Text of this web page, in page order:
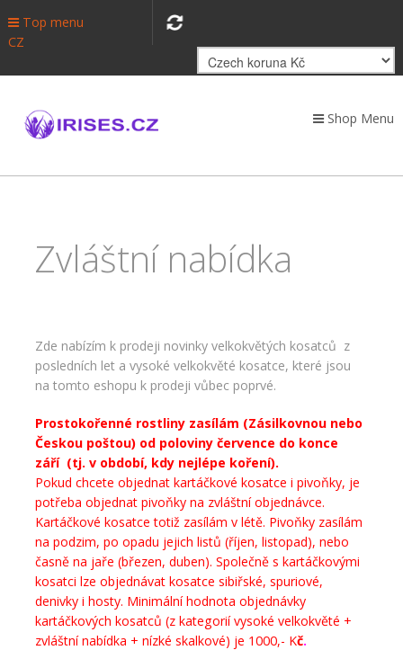
Top menu
CZ
Shop Menu
Zvláštní nabídka
Zde nabízím k prodeji novinky velkokvětých kosatců z
posledních let a vysoké velkokvěté kosatce, které jsou
na tomto eshopu k prodeji vůbec poprvé.
Prostokořenné rostliny zasílám (Zásilkovnou nebo
Českou poštou) od poloviny července do konce
září (tj. v období, kdy nejlépe koření).
Pokud chcete objednat kartáčkové kosatce i pivoňky, je
potřeba objednat pivoňky na zvláštní objednávce.
Kartáčkové kosatce totiž zasílám v létě. Pivoňky zasílám
na podzim, po opadu jejich listů (říjen, listopad), nebo
časně na jaře (březen, duben). Společně s kartáčkovými
kosatci lze objednávat kosatce sibiřské, spuriové,
denivky i hosty. Minimální hodnota objednávky
kartáčkových kosatců (z kategorií vysoké velkokvěté +
zvláštní nabídka + nízké skalkové) je 1000,- Kč.